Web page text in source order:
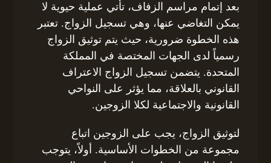
بعد إتمام مراسم الزفاف، تأتي عملية حيوية لا
يمكن التغاضي عنها، وهي تسجيل الزواج. تعتبر
هذه الخطوة ضرورية، حيث يتم توثيق الزواج
رسمياً لدى الجهات المختصة في المملكة
المتحدة. يتضمن تسجيل الزواج الاعتراف
القانوني بالعلاقة، مما يؤثر على النواحي
القانونية والاجتماعية لكلا الزوجين.
لتوثيق الزواج، يجب على الزوجين اتباع
مجموعة من الخطوات الأساسية. أولاً، يتوجب